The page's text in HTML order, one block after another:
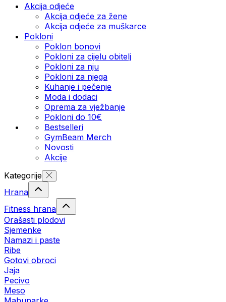
Akcija odjeće
Akcija odjeće za žene
Akcija odjeće za muškarce
Pokloni
Poklon bonovi
Pokloni za cijelu obitelj
Pokloni za nju
Pokloni za njega
Kuhanje i pečenje
Moda i dodaci
Oprema za vježbanje
Pokloni do 10€
Bestselleri
GymBeam Merch
Novosti
Akcije
Kategorije
Hrana
Fitness hrana
Orašasti plodovi
Sjemenke
Namazi i paste
Ribe
Gotovi obroci
Jaja
Pecivo
Meso